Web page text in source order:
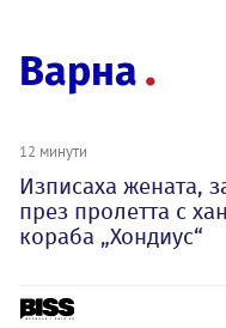
Варна
12 минути
Изписаха жената,
през пролетта с
кораба „Хондиус“